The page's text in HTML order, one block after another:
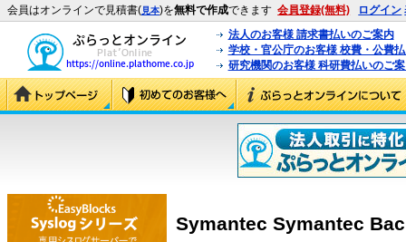
会員はオンラインで見積書(見本)を無料で作成できます 会員登録(無料) ログイン
法人のお客様 請求書払いのご案内
学校・官公庁のお客様 校費・公費
研究機関のお客様 科研費払いのご
Symantec Symantec